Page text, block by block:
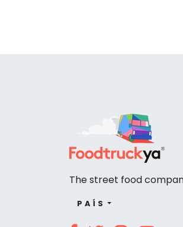
The street food
PAÍS